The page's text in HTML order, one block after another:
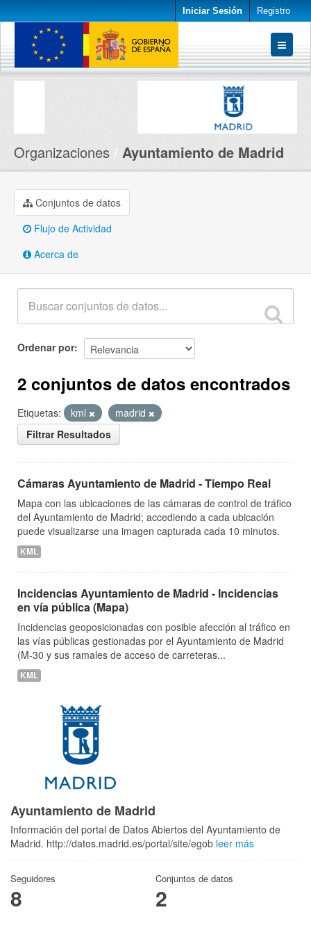
Iniciar Sesión Registro
Conjuntos de datos
Organizaciones Ayuntamiento de Madrid
Conjuntos de datos
Flujo de Actividad
Acerca de
Ordenar por
2 conjuntos de datos encontrados
Etiquetas: kml
madrid
Filtrar Resultados
Cámaras Ayuntamiento de Madrid - Tiempo Real
Mapa con las ubicaciones de las cámaras de control de tráfico
del Ayuntamiento de Madrid; accediendo a cada ubicación
puede visualizarse una imagen capturada cada 10 minutos.
KML
Incidencias Ayuntamiento de Madrid - Incidencias
en vía pública (Mapa)
Incidencias geoposicionadas con posible afección al tráfico en
las vías públicas gestionadas por el Ayuntamiento de Madrid
(M-30 y sus ramales de acceso de carreteras...
KML
Ayuntamiento de Madrid
Información del portal de Datos Abiertos del Ayuntamiento de
Madrid. http://datos.madrid.es/portal/site/egob leer más
Seguidores
8
Conjuntos de datos
2